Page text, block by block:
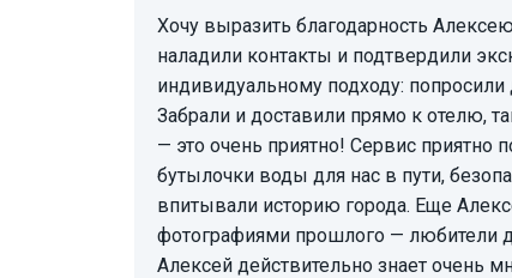
Хочу выразить благодарность Алексею за прекрасную экскурсию! Оперативно связались,
наладили контакты и подтвердили
индивидуальному подходу:
Забрали и доставили прямо к отелю,
— это очень приятно! Сервис
бутылочки воды для нас в пути,
впитывали историю города. Еще
фотографиями прошлого — любители
Алексей действительно знает очень